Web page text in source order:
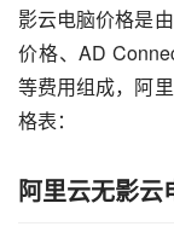
影云电脑价格是
价格、AD
等费用组成，阿
格表：
阿里云无影云